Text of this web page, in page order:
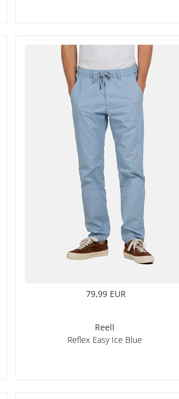
79,99 EUR
Reell
Reflex Easy Ice Blue